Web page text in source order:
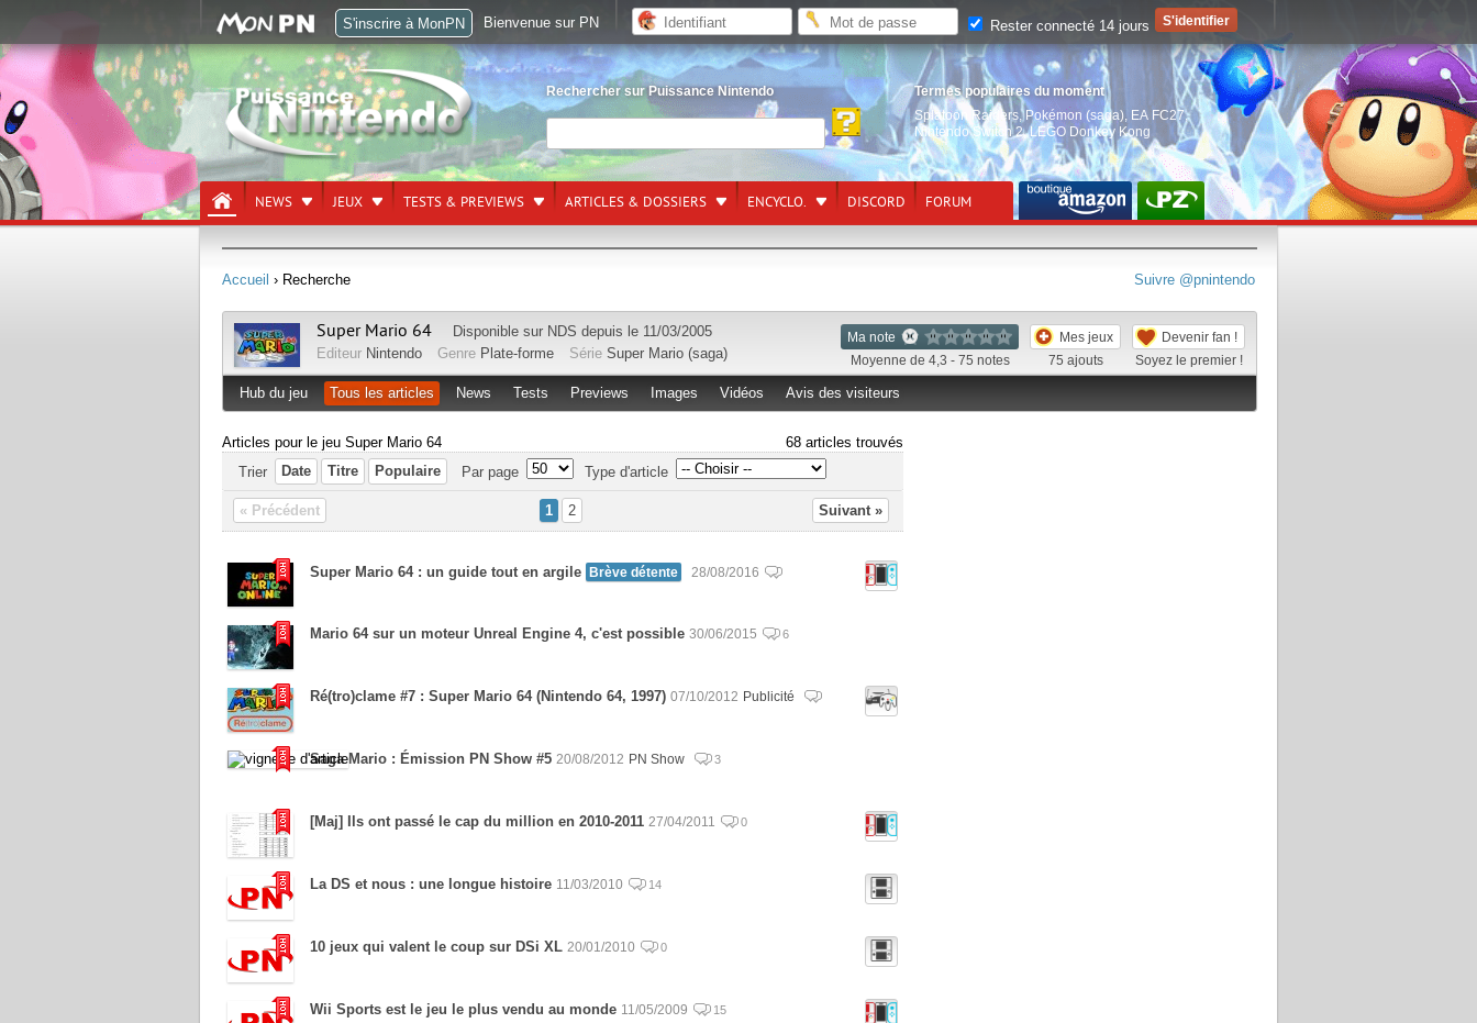
Rechercher sur Puissance Nintendo
Termes populaires du moment
Splatoon Raiders, Pokémon (saga) EA FC27,
Nintendo Switch 2,LEGO Donkey Kong
NEWS JEUX TESTS & PREVIEWS ARTICLES & DOSSIERS ENCYCLO. DISCORD FORUM
Suivre @pnintendo
Accueil › Recherche
Ma note
Moyenne de 4,3 - 75 notes
Mes jeux
75 ajouts
Devenir fan !
Soyez le premier !
Super Mario 64 Disponible sur NDS depuis le 11/03/2005
Editeur Nintendo Genre Plate-forme Série Super Mario (saga)
Hub du jeu Tous les articles News Tests Previews Images Vidéos Avis des visiteurs
Articles pour le jeu Super Mario 64
68 articles trouvés
Trier
Date Titre Populaire Par page Type d'article
« Précédent 1 2 Suivant »
Super Mario 64 : un guide tout en argile Brève détente 28/08/2016
Mario 64 sur un moteur Unreal Engine 4, c'est possible 30/06/2015 6
Ré(tro)clame #7 : Super Mario 64 (Nintendo 64, 1997) 07/10/2012 Publicité
Saga Mario : Émission PN Show #5 20/08/2012 PN Show 3
[Maj] Ils ont passé le cap du million en 2010-2011 27/04/2011 0
La DS et nous : une longue histoire 11/03/2010 14
10 jeux qui valent le coup sur DSi XL 20/01/2010 0
Wii Sports est le jeu le plus vendu au monde 11/05/2009 15
S'inscrire à MonPN Bienvenue sur PN Rester connecté 14 jours